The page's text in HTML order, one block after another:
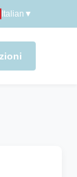
Italian ▼